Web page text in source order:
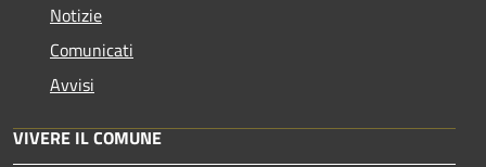
Notizie
Comunicati
Avvisi
VIVERE IL COMUNE